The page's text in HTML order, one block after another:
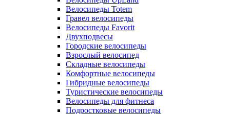
Велосипеды Totem
Гравел велосипеды
Велосипеды Favorit
Двухподвесы
Городские велосипеды
Взрослый велосипед
Складные велосипеды
Комфортные велосипеды
Гибридные велосипеды
Туристические велосипеды
Велосипеды для фитнеса
Подростковые велосипеды